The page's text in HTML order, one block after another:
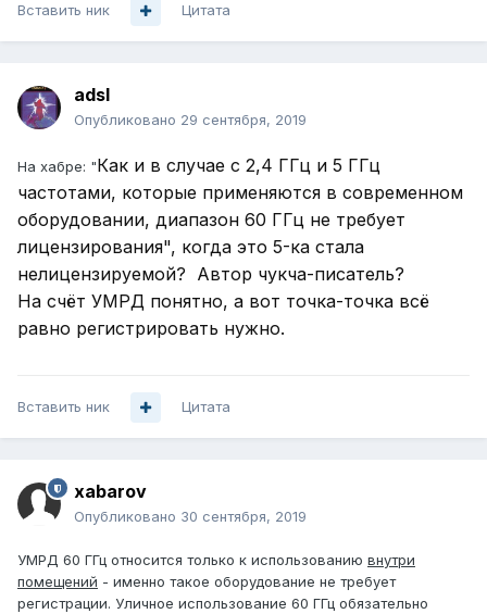
Вставить ник Цитата
adsl
Опубликовано 29 сентября, 2019
На хабре: "Как и в случае с 2,4 ГГц и 5 ГГц
частотами, которые применяются в современном
оборудовании, диапазон 60 ГГц не требует
лицензирования", когда это 5-ка стала
нелицензируемой? Автор чукча-писатель?
На счёт УМРД понятно, а вот точка-точка всё
равно регистрировать нужно.
Вставить ник Цитата
xabarov
Опубликовано 30 сентября, 2019
УМРД 60 ГГц относится только к использованию внутри
помещений - именно такое оборудование не требует
регистрации. Уличное использование 60 ГГц обязательно